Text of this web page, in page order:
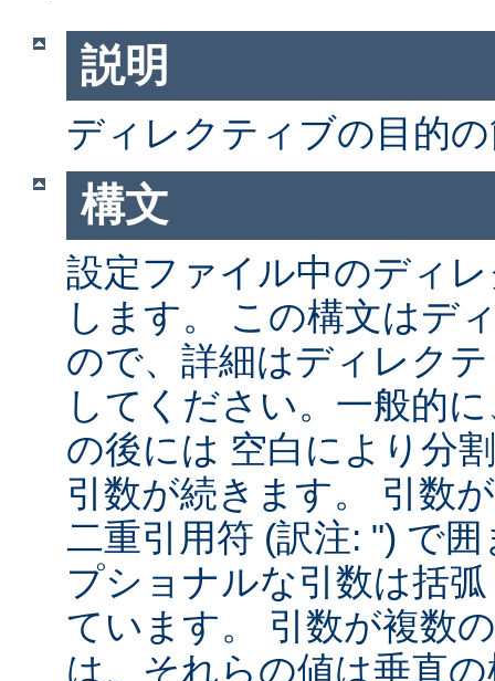
説明
ディレクティブの目的
構文
設定ファイル中のディ
します。 この構文はデ
ので、詳細はディレク
してください。一般的
の後には 空白により分
引数が続きます。 引数
二重引用符 (訳注: ") で
プショナルな引数は括
ています。 引数が複数
は、それらの値は垂直